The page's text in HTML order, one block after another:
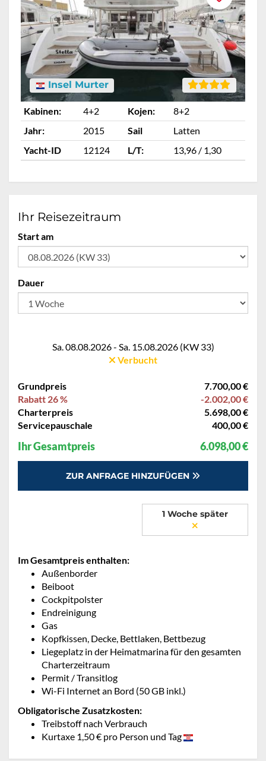
Insel Murter
Kabinen: 4+2 Kojen:
8+2
Jahr:
2015 Sail
Latten
Yacht-ID
12124 L/T: 13,96 / 1,30
Ihr Reisezeitraum
Start am
Dauer
Sa. 08.08.2026 - Sa. 15.08.2026 (KW 33)
Verbucht
Grundpreis
7.700,00 €
Rabatt 26 %
-2.002,00 €
Charterpreis
5.698,00 €
Servicepauschale
400,00 €
Ihr Gesamtpreis 6.098,00 €
ZUR ANFRAGE HINZUFÜGEN
1 Woche später
Im Gesamtpreis enthalten:
Außenborder
Beiboot
Cockpitpolster
Endreinigung
Gas
Kopfkissen, Decke, Bettlaken, Bettbezug
Liegeplatz in der Heimatmarina für den gesamten
Charterzeitraum
Permit / Transitlog
Wi-Fi Internet an Bord (50 GB inkl.)
Obligatorische Zusatzkosten:
Treibstoff nach Verbrauch
Kurtaxe 1,50 € pro Person und Tag